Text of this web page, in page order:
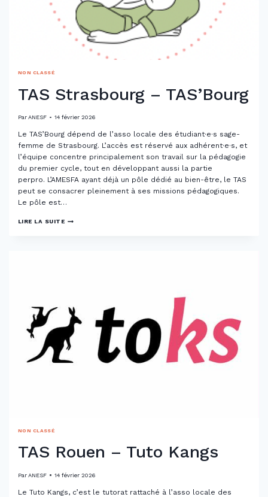
NON CLASSÉ
TAS Strasbourg – TAS’Bourg
ParANESF 14 février 2026
Le TAS’Bourg dépend de l’asso locale des étudiant·e·s sage-
femme de Strasbourg. L’accès est réservé aux adhérent·e·s, et
l’équipe concentre principalement son travail sur la pédagogie
du premier cycle, tout en développant aussi la partie
perpro. L’AMESFA ayant déjà un pôle dédié au bien-être, le TAS
peut se consacrer pleinement à ses missions pédagogiques.
Le pôle est…
LIRE LA SUITETAS
NON CLASSÉ
TAS Rouen – Tuto Kangs
ParANESF 14 février 2026
Le Tuto Kangs, c’est le tutorat rattaché à l’asso locale des